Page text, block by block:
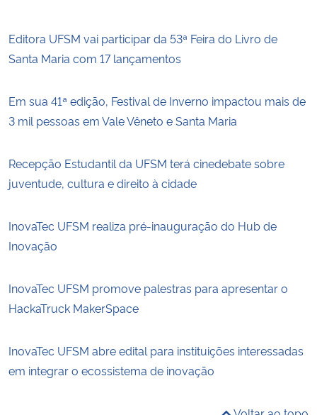
Editora UFSM vai participar da 53ª Feira do Livro de
Santa Maria com 17 lançamentos
Em sua 41ª edição, Festival de Inverno impactou mais de
3 mil pessoas em Vale Vêneto e Santa Maria
Recepção Estudantil da UFSM terá cinedebate sobre
juventude, cultura e direito à cidade
InovaTec UFSM realiza pré-inauguração do Hub de
Inovação
InovaTec UFSM promove palestras para apresentar o
HackaTruck MakerSpace
InovaTec UFSM abre edital para instituições interessadas
em integrar o ecossistema de inovação